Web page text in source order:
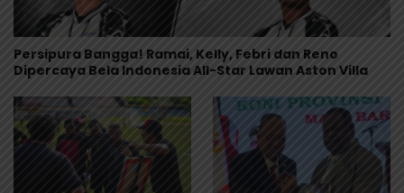
Persipura Bangga! Ramai, Kelly, Febri dan Reno
Dipercaya Bela Indonesia All-Star Lawan Aston Villa